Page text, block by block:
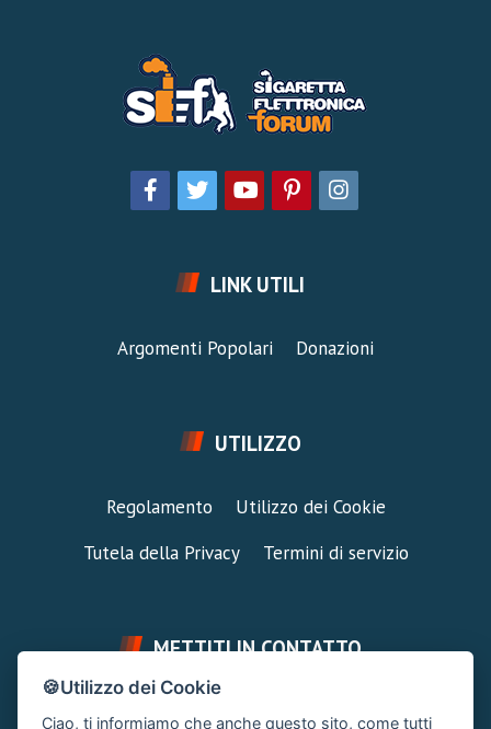
LINK UTILI
Argomenti Popolari Donazioni
UTILIZZO
Regolamento
Utilizzo dei Cookie
Tutela della Privacy
Termini di servizio
METTITI IN CONTATTO
FAI UNA DOMANDA
🍪Utilizzo dei Cookie
Ciao, ti informiamo che anche questo sito, come tutti